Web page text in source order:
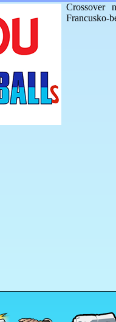
Crossover
Francusko-